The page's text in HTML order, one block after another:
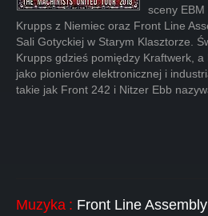
sceny
Krupps z Niemiec oraz Front Line
Sali Gotyckiej w Starym Klasztorze.
Krupps gdzieś pomiędzy Kraftwerk, a
jako pionierów elektronicznej i
takie jak Front 242 i Nitzer Ebb
Muzyka : Front Line